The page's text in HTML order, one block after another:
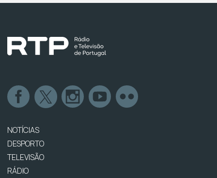
NOTÍCIAS
DESPORTO
TELEVISÃO
RÁDIO